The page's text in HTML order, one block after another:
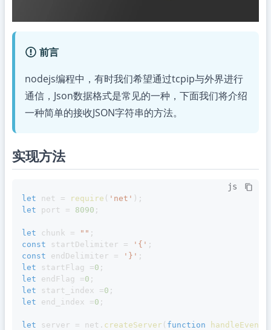
前言
nodejs编程中，有时我们希望通过tcpip与外界进行
通信，Json数据格式是常见的一种，下面我们将介绍
一种简单的接收JSON字符串的方法。
实现方法
js
let net = require ( 'net' ) ;
let port = 8090 ;
let chunk = "" ;
const startDelimiter = '{' ;
const endDelimiter = '}' ;
let startFlag =0 ;
let endFlag =0 ;
let start_index =0 ;
let end_index =0 ;
let server = net . createServer ( function handleEvent